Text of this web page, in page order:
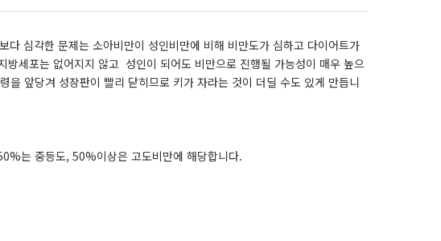
심각한 문제는 소아비만이 성인비만에 비해 비만도가 심하고 다이어트가
세포는 없어지지 않고 성인이 되어도 비만으로 진행될 가능성이 매우 높으
을 앞당겨 성장판이 빨리 닫히므로 키가 자라는 것이 더딜 수도 있게 만듭니
는 중등도, 50%이상은 고도비만에 해당합니다.